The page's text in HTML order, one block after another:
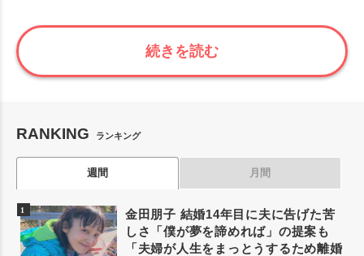
続きを読む
RANKING ランキング
週間 月間
金田朋子 結婚14年目に夫に告げた苦
しさ「僕が夢を諦めれば」の提案も
「夫婦が人生をまっとうするため離婚